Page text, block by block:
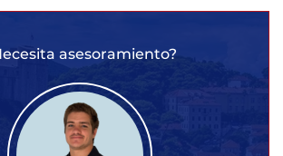
asesoramiento?